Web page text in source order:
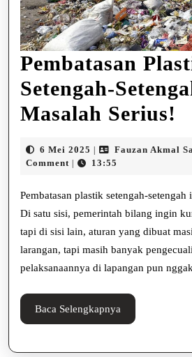
Pembatasan
Setengah-
Masalah Serius!
6 Mei 2025 6
Mei
Fauzan Akmal
Comment
13:55
Pembatasan plastik setengah-
Di satu sisi, pemerintah bilang ingin
tapi di sisi lain, aturan yang dibuat
larangan, tapi masih banyak
pelaksanaannya di lapangan pun
Baca Selengkapnya
Selengkapnya